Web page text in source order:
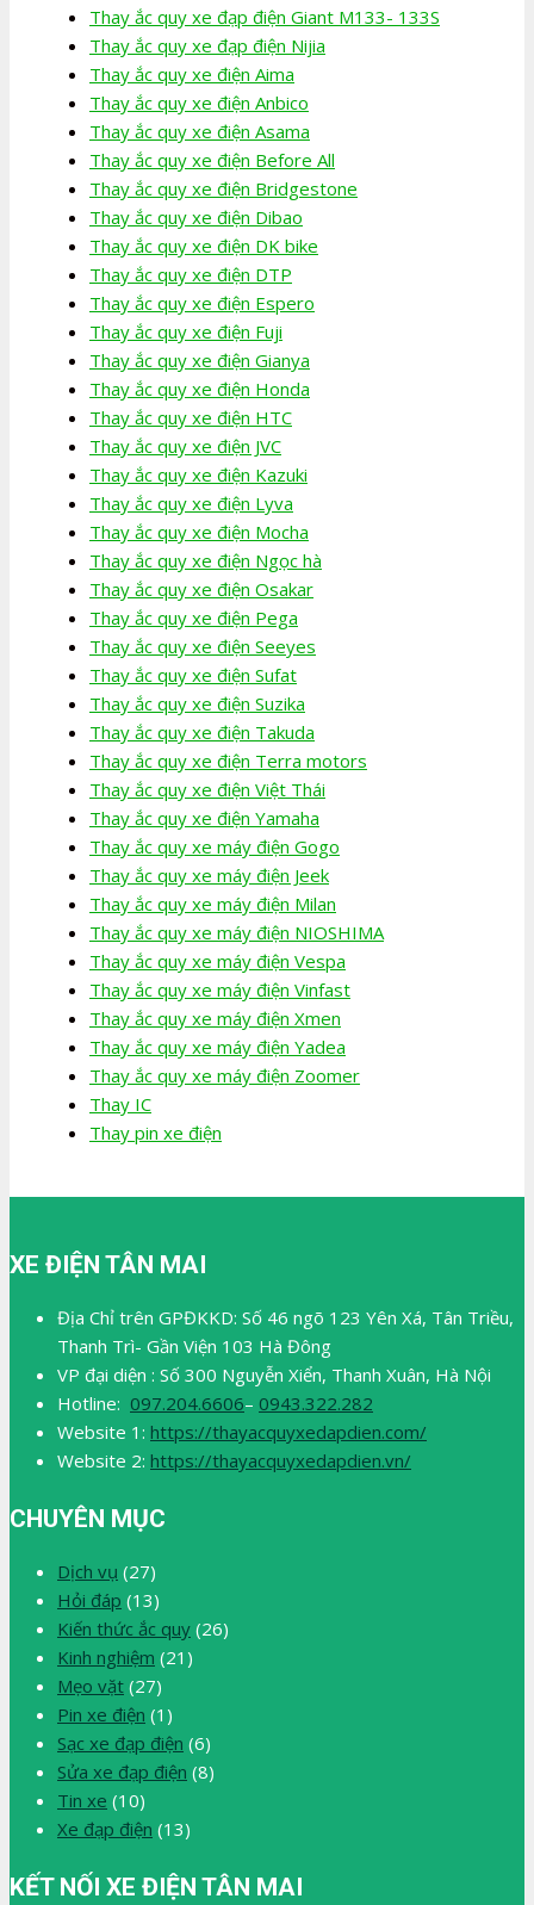
Thay ắc quy xe đạp điện Giant M133- 133S
Thay ắc quy xe đạp điện Nijia
Thay ắc quy xe điện Aima
Thay ắc quy xe điện Anbico
Thay ắc quy xe điện Asama
Thay ắc quy xe điện Before All
Thay ắc quy xe điện Bridgestone
Thay ắc quy xe điện Dibao
Thay ắc quy xe điện DK bike
Thay ắc quy xe điện DTP
Thay ắc quy xe điện Espero
Thay ắc quy xe điện Fuji
Thay ắc quy xe điện Gianya
Thay ắc quy xe điện Honda
Thay ắc quy xe điện HTC
Thay ắc quy xe điện JVC
Thay ắc quy xe điện Kazuki
Thay ắc quy xe điện Lyva
Thay ắc quy xe điện Mocha
Thay ắc quy xe điện Ngọc hà
Thay ắc quy xe điện Osakar
Thay ắc quy xe điện Pega
Thay ắc quy xe điện Seeyes
Thay ắc quy xe điện Sufat
Thay ắc quy xe điện Suzika
Thay ắc quy xe điện Takuda
Thay ắc quy xe điện Terra motors
Thay ắc quy xe điện Việt Thái
Thay ắc quy xe điện Yamaha
Thay ắc quy xe máy điện Gogo
Thay ắc quy xe máy điện Jeek
Thay ắc quy xe máy điện Milan
Thay ắc quy xe máy điện NIOSHIMA
Thay ắc quy xe máy điện Vespa
Thay ắc quy xe máy điện Vinfast
Thay ắc quy xe máy điện Xmen
Thay ắc quy xe máy điện Yadea
Thay ắc quy xe máy điện Zoomer
Thay IC
Thay pin xe điện
XE ĐIỆN TÂN MAI
Địa Chỉ trên GPĐKKD: Số 46 ngõ 123 Yên Xá, Tân Triều,
Thanh Trì- Gần Viện 103 Hà Đông
VP đại diện : Số 300 Nguyễn Xiển, Thanh Xuân, Hà Nội
Hotline: 097.204.6606– 0943.322.282
Website 1: https://thayacquyxedapdien.com/
Website 2: https://thayacquyxedapdien.vn/
CHUYÊN MỤC
Dịch vụ (27)
Hỏi đáp (13)
Kiến thức ắc quy (26)
Kinh nghiệm (21)
Mẹo vặt (27)
Pin xe điện (1)
Sạc xe đạp điện (6)
Sửa xe đạp điện (8)
Tin xe (10)
Xe đạp điện (13)
KẾT NỐI XE ĐIỆN TÂN MAI